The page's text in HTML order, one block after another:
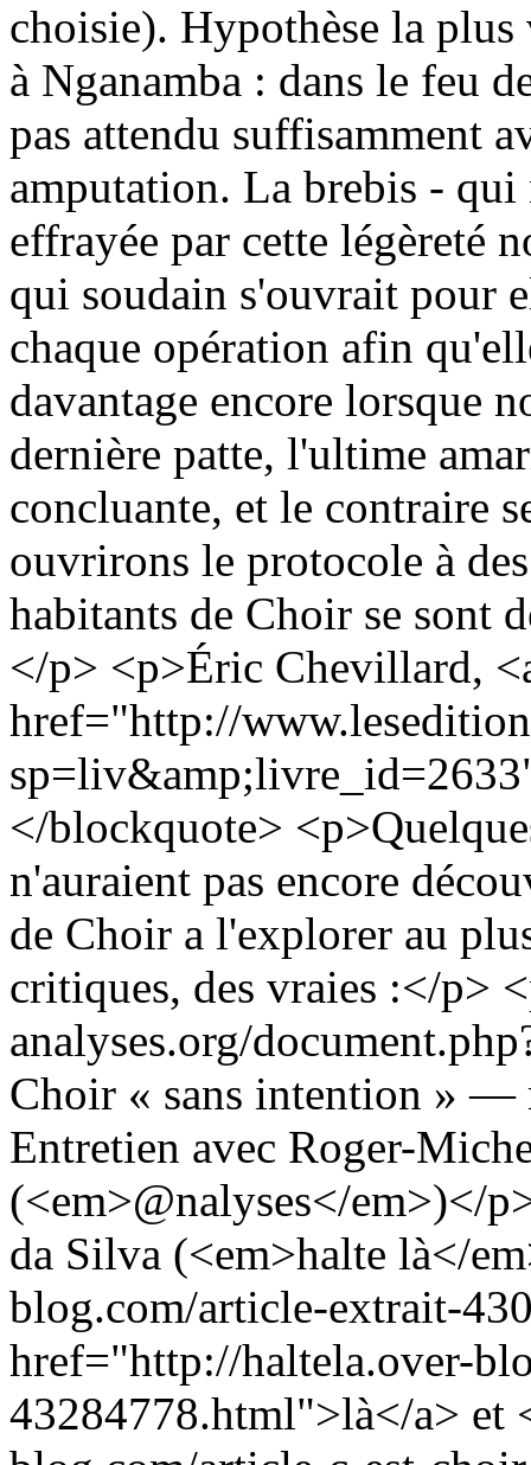
choisie). Hypothèse la
à Nganamba : dans le feu
pas attendu suffisamment
amputation. La brebis -
effrayée par cette légèreté
qui soudain s'ouvrait pour
chaque opération afin
davantage encore lorsque
dernière patte, l'ultime
concluante, et le contraire
ouvrirons le protocole à
habitants de Choir se sont
</p> <p>Éric Chevillard,
href="http://
</blockquote>
n'auraient pas encore
de Choir a l'explorer au
critiques, des vraies :</p>
analyses.org/
Choir « sans intention » —
Entretien avec Roger-
(<em>@nalyses</em>)</
da Silva (<em>halte là</
blog.com/article-extrait-
href="http://haltela.over-
43284778.html">là</a> et